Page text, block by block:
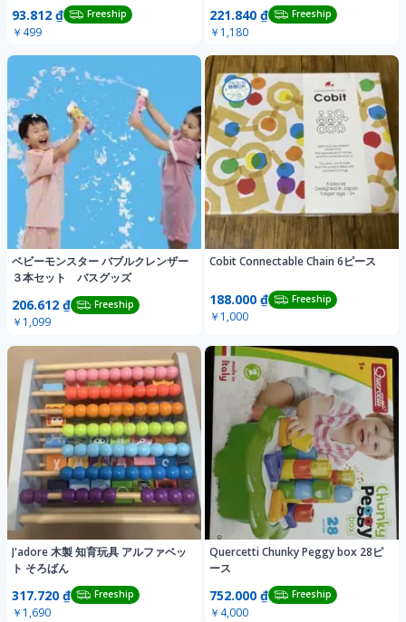
93.812 ₫ Freeship
￥499
221.840 ₫ Freeship
￥1,180
ベビーモンスター バブルクレンザー
３本セット バスグッズ
206.612 ₫ Freeship
￥1,099
Cobit Connectable Chain 6ピース
188.000 ₫ Freeship
￥1,000
J'adore 木製 知育玩具 アルファベッ
ト そろばん
317.720 ₫ Freeship
￥1,690
Quercetti Chunky Peggy box 28ピ
ース
752.000 ₫ Freeship
￥4,000